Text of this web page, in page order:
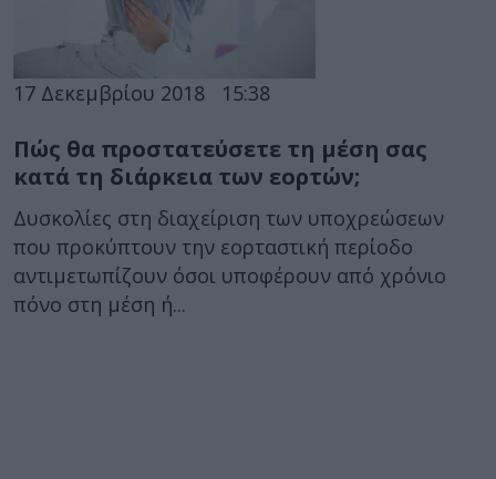
17 Δεκεμβρίου 2018 15:38
Πώς θα προστατεύσετε τη μέση σας
κατά τη διάρκεια των εορτών;
Δυσκολίες στη διαχείριση των υποχρεώσεων
που προκύπτουν την εορταστική περίοδο
αντιμετωπίζουν όσοι υποφέρουν από χρόνιο
πόνο στη μέση ή...